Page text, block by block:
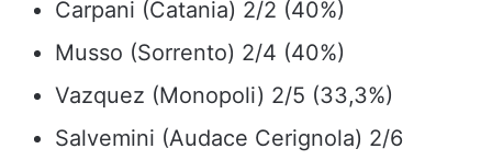
Carpani (Catania) 2/2 (40%)
Musso (Sorrento) 2/4 (40%)
Vazquez (Monopoli) 2/5 (33,3%)
Salvemini (Audace Cerignola) 2/6